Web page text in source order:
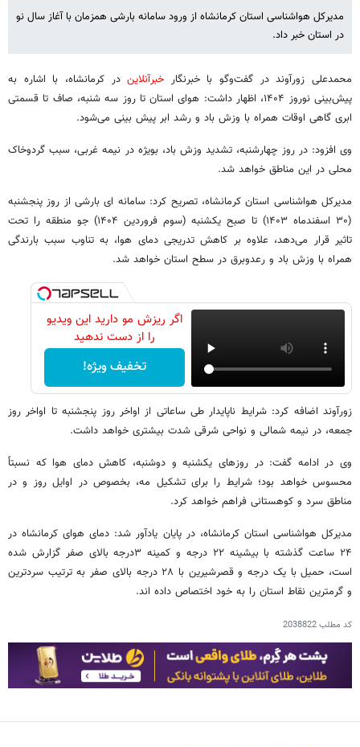
مدیرکل هواشناسی استان کرمانشاه از ورود سامانه بارشی همزمان با آغاز سال نو
در استان خبر داد.
محمدعلی زورآوند در گفت‌وگو با خبرنگار خبرآنلایندر کرمانشاه، با اشاره به
پیش‌بینی نوروز ۱۴۰۴، اظهار داشت: هوای استان تا روز سه شنبه، صاف تا قسمتی
ابری گاهی اوقات همراه با وزش باد و رشد ابر پیش بینی می‌شود.
وی افزود: در روز چهارشنبه، تشدید وزش باد، بویژه در نیمه غربی، سبب گردوخاک
محلی در این مناطق خواهد شد.
مدیرکل هواشناسی استان کرمانشاه، تصریح کرد: سامانه ای بارشی از روز پنجشنبه
(۳۰ اسفندماه ۱۴۰۳) تا صبح یکشنبه (سوم فروردین ۱۴۰۴) جو منطقه را تحت
تاثیر قرار می‌دهد، علاوه بر کاهش تدریجی دمای هوا، به تناوب سبب بارندگی
همراه با وزش باد و رعدوبرق در سطح استان خواهد شد.
اگر ریزش مو دارید این ویدیو
را از دست ندهید
تخفیف ویژه!
زورآوند اضافه کرد: شرایط ناپایدار طی ساعاتی از اواخر روز پنجشنبه تا اواخر روز
جمعه، در نیمه شمالی و نواحی شرقی شدت بیشتری خواهد داشت.
وی در ادامه گفت: در روزهای یکشنبه و دوشنبه، کاهش دمای هوا که نسبتاً
محسوس خواهد بود؛ شرایط را برای تشکیل مه، بخصوص در اوایل روز و در
مناطق سرد و کوهستانی فراهم خواهد کرد.
مدیرکل هواشناسی استان کرمانشاه، در پایان یادآور شد: دمای هوای کرمانشاه در
۲۴ ساعت گذشته با بیشینه ۲۲ درجه و کمینه ۳درجه بالای صفر گزارش شده
است، حمیل با یک درجه و قصرشیرین با ۲۸ درجه بالای صفر به ترتیب سردترین
و گرمترین نقاط استان را به خود اختصاص داده اند.
کد مطلب2038822